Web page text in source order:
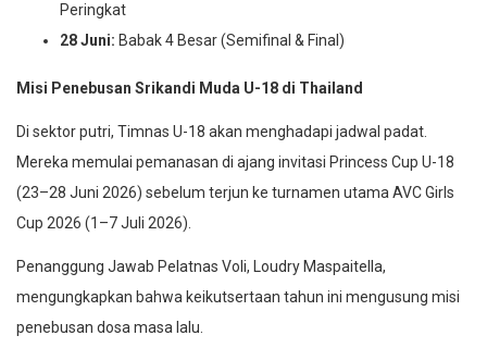
Peringkat
28 Juni: Babak 4 Besar (Semifinal & Final)
Misi Penebusan Srikandi Muda U-18 di Thailand
Di sektor putri, Timnas U-18 akan menghadapi jadwal padat.
Mereka memulai pemanasan di ajang invitasi Princess Cup U-18
(23–28 Juni 2026) sebelum terjun ke turnamen utama AVC Girls
Cup 2026 (1–7 Juli 2026).
Penanggung Jawab Pelatnas Voli, Loudry Maspaitella,
mengungkapkan bahwa keikutsertaan tahun ini mengusung misi
penebusan dosa masa lalu.